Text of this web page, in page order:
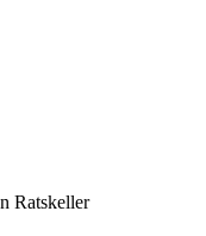
Ratskeller